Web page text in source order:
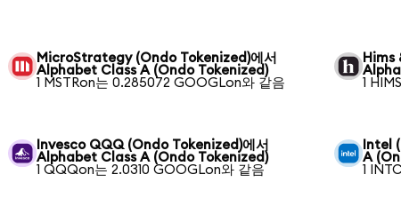
MicroStrategy (Ondo Tokenized)에서
Alphabet Class A (Ondo Tokenized)
1 MSTRon는 0.285072 GOOGLon와 같음
Hims
1
Invesco QQQ (Ondo Tokenized)에서
Alphabet Class A (Ondo Tokenized)
1 QQQon는 2.0310 GOOGLon와 같음
Intel
A
1